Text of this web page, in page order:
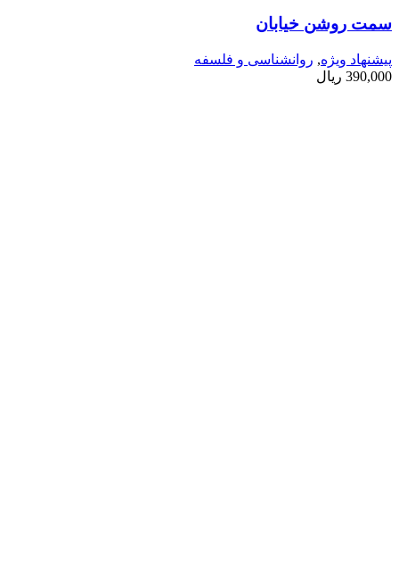
سمت روشن خیابان
پیشنهاد ویژه, روانشناسی و فلسفه
390,000 ریال